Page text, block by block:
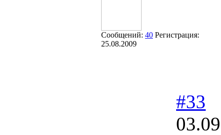
Сообщений: 40 Регистрация:
25.08.2009
#33